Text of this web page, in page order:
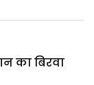
का बिरवा